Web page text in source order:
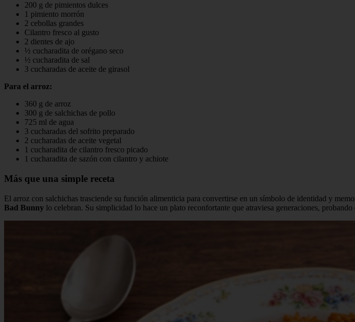
200 g de pimientos dulces
1 pimiento morrón
2 cebollas grandes
Cilantro fresco al gusto
2 dientes de ajo
½ cucharadita de orégano seco
½ cucharadita de sal
3 cucharadas de aceite de girasol
Para el arroz:
360 g de arroz
300 g de salchichas de pollo
725 ml de agua
3 cucharadas del sofrito preparado
2 cucharadas de aceite vegetal
1 cucharadita de cilantro fresco picado
1 cucharadita de sazón con cilantro y achiote
Más que una simple receta
El arroz con salchichas trasciende su función alimenticia para convertirse en un símbolo de identidad y
Bad Bunny lo celebran. Su simplicidad lo hace un plato reconfortante que atraviesa generaciones,